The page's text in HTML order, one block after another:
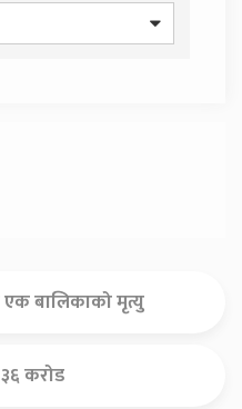
बालिकाको मृत्यु
करोड